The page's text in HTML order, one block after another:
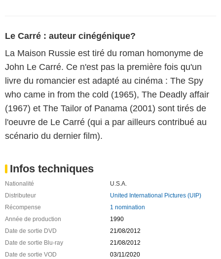
Le Carré : auteur cinégénique?
La Maison Russie est tiré du roman homonyme de
John Le Carré. Ce n'est pas la première fois qu'un
livre du romancier est adapté au cinéma : The Spy
who came in from the cold (1965), The Deadly affair
(1967) et The Tailor of Panama (2001) sont tirés de
l'oeuvre de Le Carré (qui a par ailleurs contribué au
scénario du dernier film).
Infos techniques
Nationalité
U.S.A.
Distributeur
United International Pictures (UIP)
Récompense
1 nomination
Année de production
1990
Date de sortie DVD
21/08/2012
Date de sortie Blu-ray
21/08/2012
Date de sortie VOD
03/11/2020